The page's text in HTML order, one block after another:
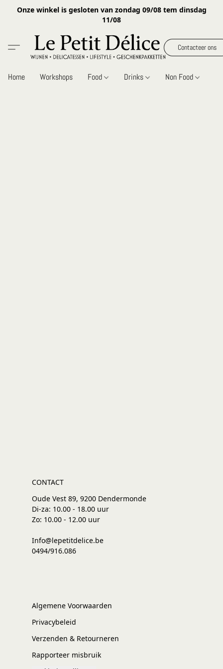
Onze winkel is gesloten van zondag 09/08 tem dinsdag
11/08
Contacteer ons
Home Workshops Food Drinks Non Food
CONTACT
Oude Vest 89, 9200 Dendermonde
Di-za: 10.00 - 18.00 uur
Zo: 10.00 - 12.00 uur
Info@lepetitdelice.be
0494/916.086
Algemene Voorwaarden
Privacybeleid
Verzenden & Retourneren
Rapporteer misbruik